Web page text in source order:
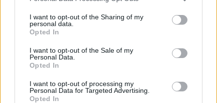
I want to opt-out of the Sharing of my
personal data.
Opted In
I want to opt-out of the Sale of my
Personal Data.
Opted In
I want to opt-out of processing my
Personal Data for Targeted Advertising.
Opted In